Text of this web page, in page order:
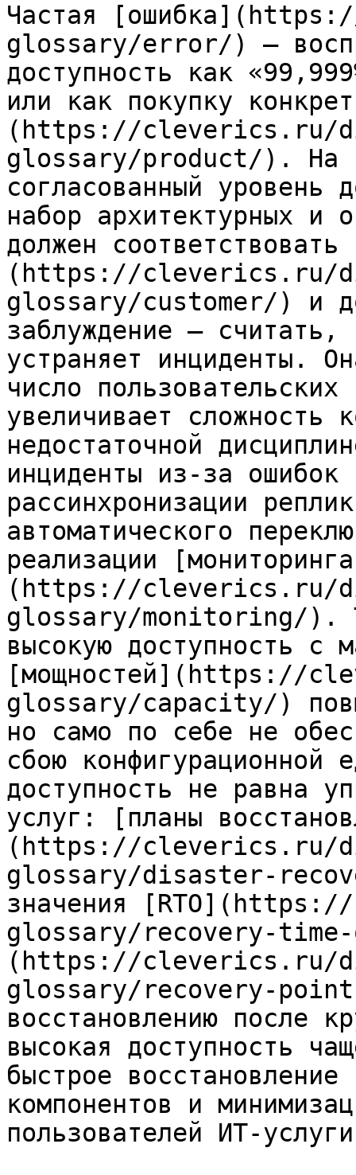
Частая
glossary/error/) —
доступность как
или как покупку
(https://cleverics.ru/
glossary/product/). На
согласованный уровень
набор архитектурных и
должен
(https://cleverics.ru/
glossary/customer/) и
заблуждение — считать,
устраняет инциденты.
число
увеличивает сложность
недостаточной
инциденты из‑за
рассинхронизации
автоматического
реализации
(https://cleverics.ru/
glossary/monitoring/).
высокую доступность с
[мощностей](https://
glossary/capacity/)
но само по себе не
сбою конфигурационной
доступность не равна
услуг: [планы
(https://cleverics.ru/
glossary/disaster-
значения
glossary/recovery-
(https://cleverics.ru/
glossary/recovery-
восстановлению после
высокая доступность
быстрое
компонентов и
пользователей ИТ-